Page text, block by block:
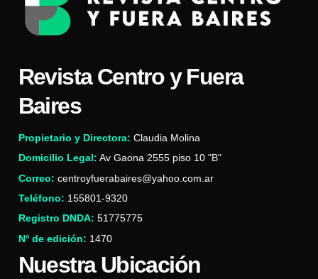
Revista Centro y Fuera
Baires
Propietario y Directora: Claudia Molina
Domicilio Legal: Av Gaona 2555 piso 10 "B"
Correo: centroyfuerabaires@yahoo.com.ar
Teléfono: 155801-9320
Registro DNDA: 51775775
Nº de edición: 1470
Nuestra Ubicación